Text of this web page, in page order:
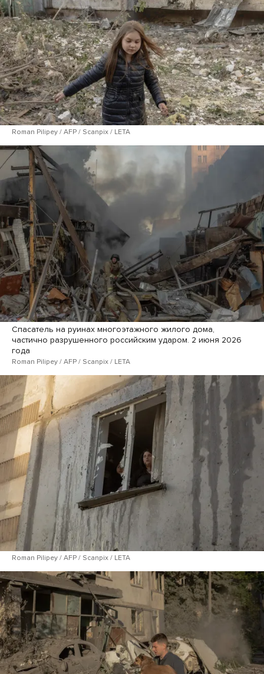
Roman Pilipey / AFP / Scanpix / LETA
Спасатель на руинах многоэтажного жилого дома,
частично разрушенного российским ударом. 2 июня 2026
года
Roman Pilipey / AFP / Scanpix / LETA
Roman Pilipey / AFP / Scanpix / LETA